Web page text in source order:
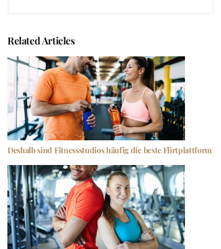
Related Articles
Deshalb sind Fitnessstudios häufig die beste Flirtplattform